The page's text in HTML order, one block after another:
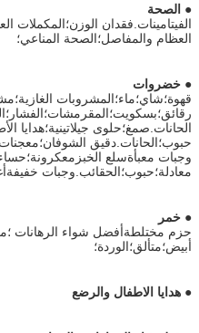
● الصحة
الفيتامينات.فقدان الوزن؛المكملات
العظام والمفاصل؛الصحة المناعي؛
● خضروات
قهوة؛شاي؛ماء؛المشروبات
الحانات.صمغ؛حلوى جيلاتينية؛هدايا
حبوب؛الحانات.دقيق
وجبات معبأةسلع
معادلة؛حبوب؛الحقائب.وجبات
● خمر
حزم مختلطةأفضل شواء الرهانات
أبيض؛متألق؛الوردة؛
● هدايا الاطفال والرضع